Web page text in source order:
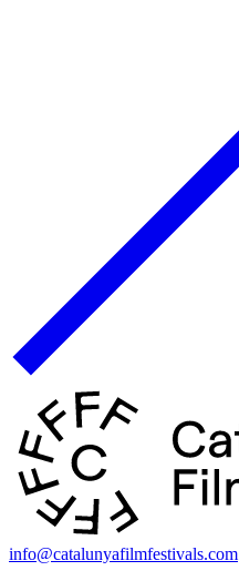
info@catalunyafilmfestivals.com